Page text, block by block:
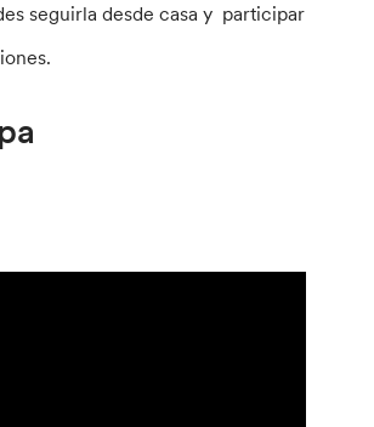
seguirla desde casa y participar